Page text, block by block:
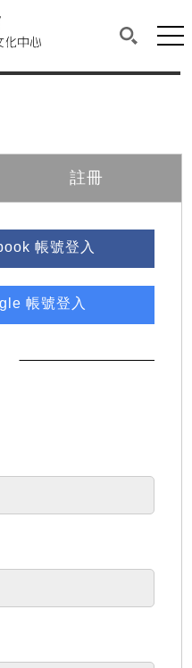
心
本網站主要連結。
中心
搜尋(開
網
內容區。
註冊
帳號登入
帳號登入